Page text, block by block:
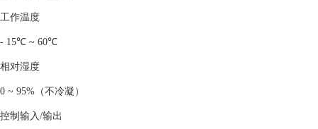
工作温度
- 15℃ ~ 60℃
相对湿度
0 ~ 95%（不冷凝）
控制输入/输出